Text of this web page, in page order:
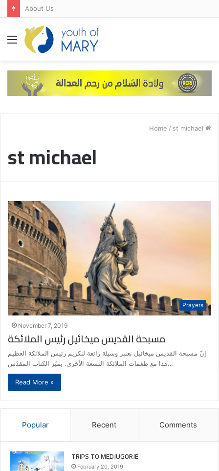
About Us
Menu
/ st michael
st michael
Prayers
November 7, 2019
مسبحة القديس ميخائيل رئيس الملائكة
إنّ مسبحة القديس ميخائيل تعتبر وسيلة رائعة لتكريم رئيس الملائكة العظيم
هذا مع طغمات الملائكة التسعة الأخرى. يميّز الكتاب المقدّس…
Read More »
Popular Recent Comments
TRIPS TO MEDJUGORJE
February 20, 2019